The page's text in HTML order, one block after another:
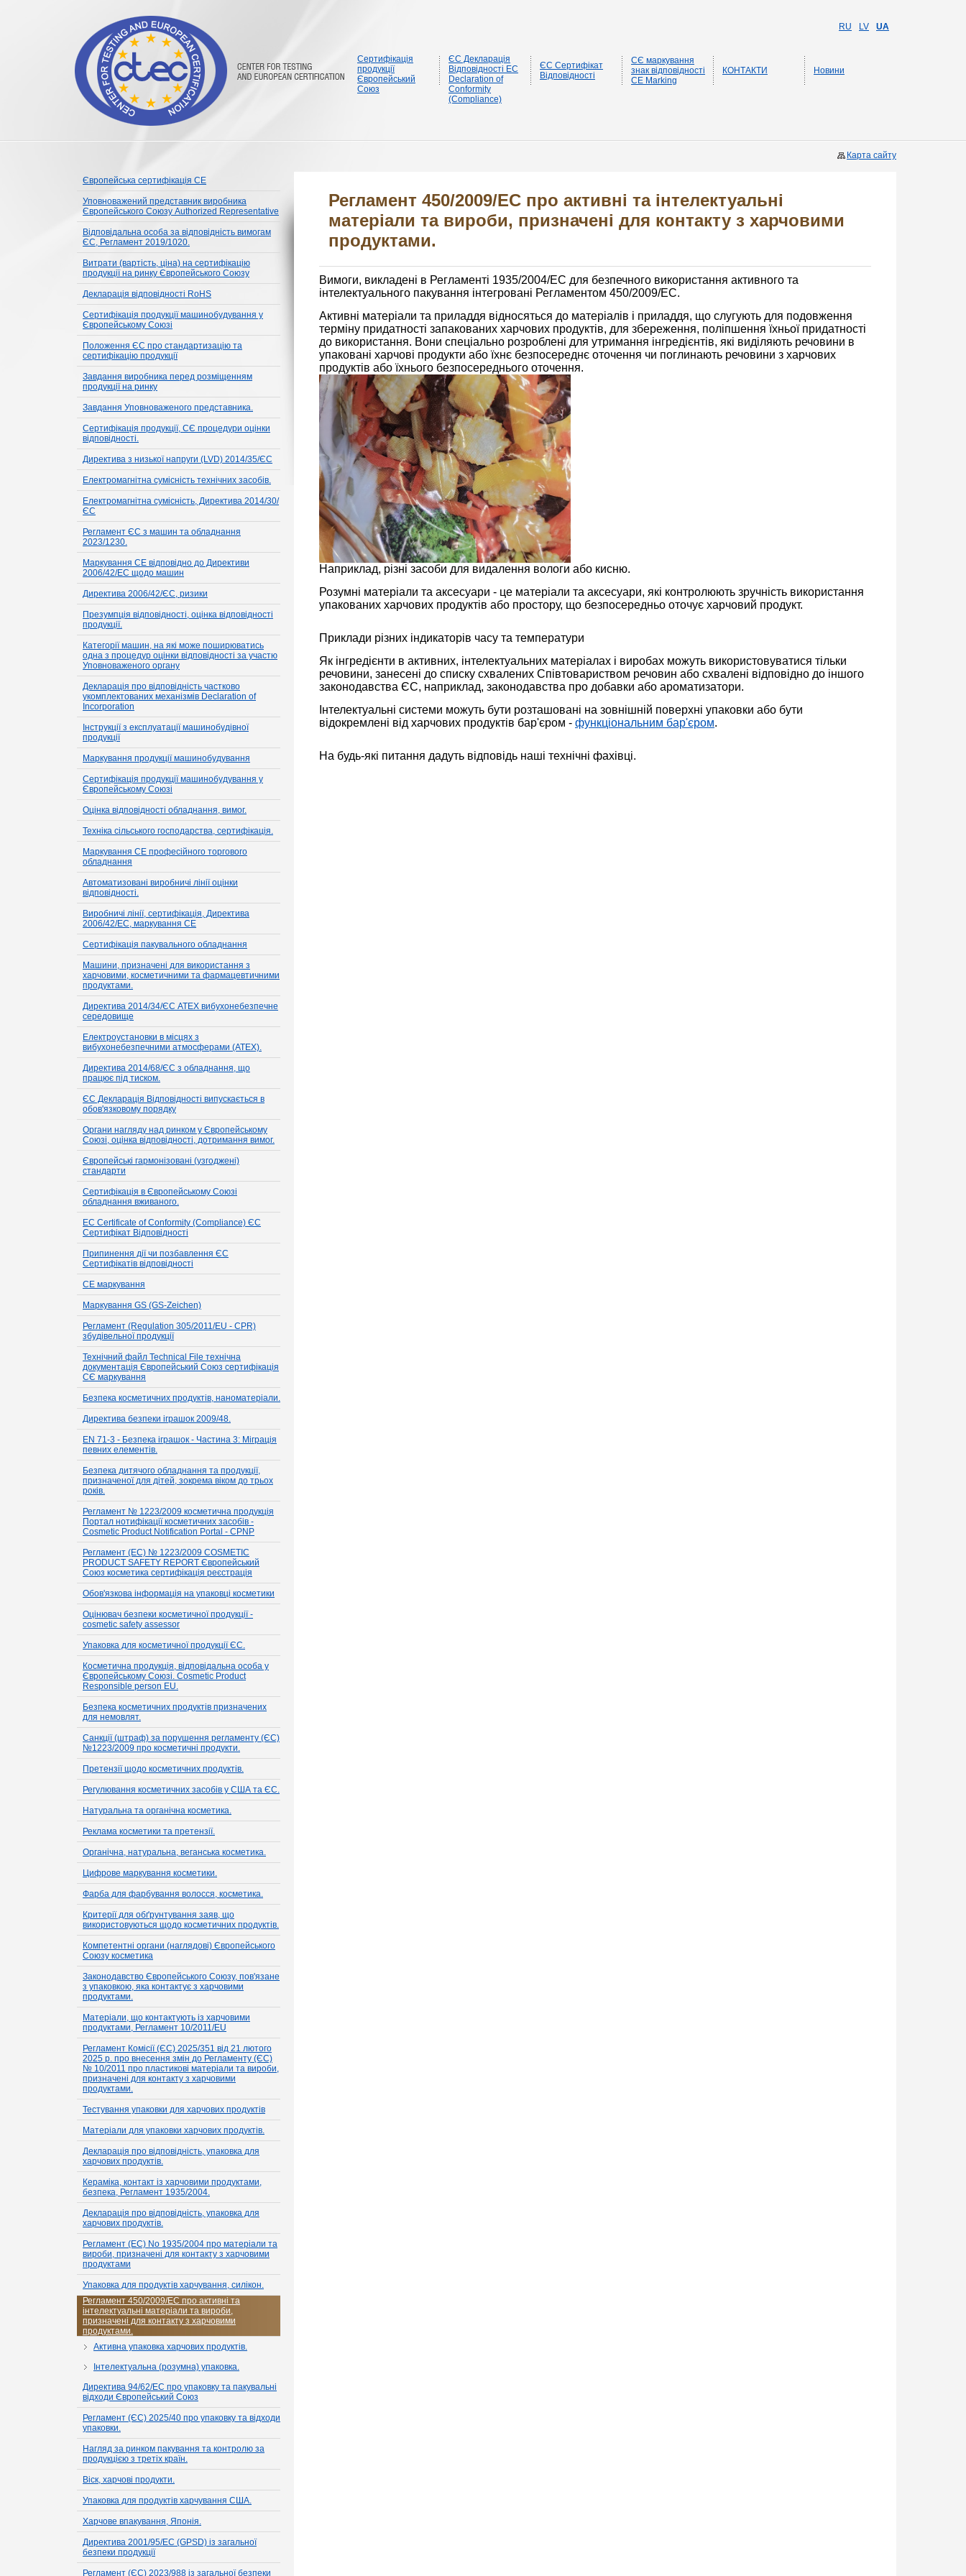
Сертифікація
продукції
Європейський
Союз
ЄС Декларація
Відповідності EC
Declaration of
Conformity
(Compliance)
ЄС Сертифікат
Відповідності
CЄ маркування
знак відповідності
CE Marking
КОНТАКТИ Новини
RU LV UA
Карта сайту
Європейська сертифікація CE
Уповноважений представник виробника
Європейського Союзу Authorized Representative
Відповідальна особа за відповідність вимогам
ЄС, Регламент 2019/1020.
Витрати (вартість, ціна) на сертифікацію
продукції на ринку Європейського Союзу
Декларація відповідності RoHS
Сертифікація продукції машинобудування у
Європейському Союзі
Положення ЄС про стандартизацію та
сертифікацію продукції
Завдання виробника перед розміщенням
продукції на ринку
Завдання Уповноваженого представника.
Сертифікація продукції, СЄ процедури оцінки
відповідності.
Директива з низької напруги (LVD) 2014/35/ЄС
Електромагнітна сумісність технічних засобів.
Електромагнітна сумісність, Директива 2014/30/
ЄС
Регламент ЄС з машин та обладнання
2023/1230.
Маркування CE відповідно до Директиви
2006/42/EC щодо машин
Директива 2006/42/ЄС, ризики
Презумпція відповідності, оцінка відповідності
продукції.
Категорії машин, на які може поширюватись
одна з процедур оцінки відповідності за участю
Уповноваженого органу
Декларація про відповідність частково
укомплектованих механізмів Declaration of
Incorporation
Інструкції з експлуатації машинобудівної
продукції
Маркування продукції машинобудування
Сертифікація продукції машинобудування у
Європейському Союзі
Оцінка відповідності обладнання, вимог.
Техніка сільського господарства, сертифікація.
Маркування CE професійного торгового
обладнання
Автоматизовані виробничі лінії оцінки
відповідності.
Виробничі лінії, сертифікація, Директива
2006/42/EC, маркування CE
Сертифікація пакувального обладнання
Машини, призначені для використання з
харчовими, косметичними та фармацевтичними
продуктами.
Директива 2014/34/ЄС ATEX вибухонебезпечне
середовище
Електроустановки в місцях з
вибухонебезпечними атмосферами (ATEX).
Директива 2014/68/ЄС з обладнання, що
працює під тиском.
ЄС Декларація Відповідності випускається в
обов'язковому порядку
Органи нагляду над ринком у Європейському
Союзі, оцінка відповідності, дотримання вимог.
Європейські гармонізовані (узгоджені)
стандарти
Сертифікація в Європейському Союзі
обладнання вживаного.
EC Certificate of Conformity (Compliance) ЄС
Сертифікат Відповідності
Припинення дії чи позбавлення ЄС
Сертифікатів відповідності
СЕ маркування
Маркування GS (GS-Zeichen)
Регламент (Regulation 305/2011/EU - CPR)
збудівельної продукції
Технічний файл Technical File технічна
документація Європейський Союз сертифікація
СЄ маркування
Безпека косметичних продуктів, наноматеріали.
Директива безпеки іграшок 2009/48.
EN 71-3 - Безпека іграшок - Частина 3: Міграція
певних елементів.
Безпека дитячого обладнання та продукції,
призначеної для дітей, зокрема віком до трьох
років.
Регламент № 1223/2009 косметична продукція
Портал нотифікації косметичних засобів -
Cosmetic Product Notification Portal - CPNP
Регламент (EC) № 1223/2009 COSMETIC
PRODUCT SAFETY REPORT Європейський
Союз косметика сертифікація реєстрація
Обов'язкова інформація на упаковці косметики
Оцінювач безпеки косметичної продукції -
cosmetic safety assessor
Упаковка для косметичної продукції ЄС.
Косметична продукція, відповідальна особа у
Європейському Союзі. Cosmetic Product
Responsible person EU.
Безпека косметичних продуктів призначених
для немовлят.
Санкції (штраф) за порушення регламенту (ЄС)
№1223/2009 про косметичні продукти.
Претензії щодо косметичних продуктів.
Регулювання косметичних засобів у США та ЄС.
Натуральна та органічна косметика.
Реклама косметики та претензії.
Органічна, натуральна, веганська косметика.
Цифрове маркування косметики.
Фарба для фарбування волосся, косметика.
Критерії для обґрунтування заяв, що
використовуються щодо косметичних продуктів.
Компетентні органи (наглядові) Європейського
Союзу косметика
Законодавство Європейського Союзу, пов'язане
з упаковкою, яка контактує з харчовими
продуктами.
Матеріали, що контактують із харчовими
продуктами, Регламент 10/2011/EU
Регламент Комісії (ЄС) 2025/351 від 21 лютого
2025 р. про внесення змін до Регламенту (ЄС)
№ 10/2011 про пластикові матеріали та вироби,
призначені для контакту з харчовими
продуктами.
Тестування упаковки для харчових продуктів
Матеріали для упаковки харчових продуктів.
Декларація про відповідність, упаковка для
харчових продуктів.
Кераміка, контакт із харчовими продуктами,
безпека, Регламент 1935/2004.
Декларація про відповідність, упаковка для
харчових продуктів.
Регламент (EC) No 1935/2004 про матеріали та
вироби, призначені для контакту з харчовими
продуктами
Упаковка для продуктів харчування, силікон.
Регламент 450/2009/EC про активні та
інтелектуальні матеріали та вироби,
призначені для контакту з харчовими
продуктами.
Активна упаковка харчових продуктів.
Інтелектуальна (розумна) упаковка.
Директива 94/62/EC про упаковку та пакувальні
відходи Європейський Союз
Регламент (ЄС) 2025/40 про упаковку та відходи
упаковки.
Нагляд за ринком пакування та контролю за
продукцією з третіх країн.
Віск, харчові продукти.
Упаковка для продуктів харчування США.
Харчове впакування, Японія.
Директива 2001/95/EC (GPSD) із загальної
безпеки продукції
Регламент (ЄС) 2023/988 із загальної безпеки
Регламент 450/2009/EC про активні та інтелектуальні
матеріали та вироби, призначені для контакту з харчовими
продуктами.
Вимоги, викладені в Регламенті 1935/2004/EC для безпечного використання активного та
інтелектуального пакування інтегровані Регламентом 450/2009/EC.
Активні матеріали та приладдя відносяться до матеріалів і приладдя, що слугують для подовження
терміну придатності запакованих харчових продуктів, для збереження, поліпшення їхньої придатності
до використання. Вони спеціально розроблені для утримання інгредієнтів, які виділяють речовини в
упаковані харчові продукти або їхнє безпосереднє оточення чи поглинають речовини з харчових
продуктів або їхнього безпосереднього оточення.
Наприклад, різні засоби для видалення вологи або кисню.
Розумні матеріали та аксесуари - це матеріали та аксесуари, які контролюють зручність використання
упакованих харчових продуктів або простору, що безпосередньо оточує харчовий продукт.
Приклади різних індикаторів часу та температури
Як інгредієнти в активних, інтелектуальних матеріалах і виробах можуть використовуватися тільки
речовини, занесені до списку схвалених Співтовариством речовин або схвалені відповідно до іншого
законодавства ЄС, наприклад, законодавства про добавки або ароматизатори.
Інтелектуальні системи можуть бути розташовані на зовнішній поверхні упаковки або бути
відокремлені від харчових продуктів бар'єром - функціональним бар'єром.
На будь-які питання дадуть відповідь наші технічні фахівці.